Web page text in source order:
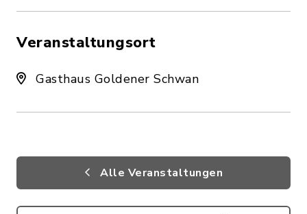
Veranstaltungsort
Gasthaus Goldener Schwan
Alle Veranstaltungen